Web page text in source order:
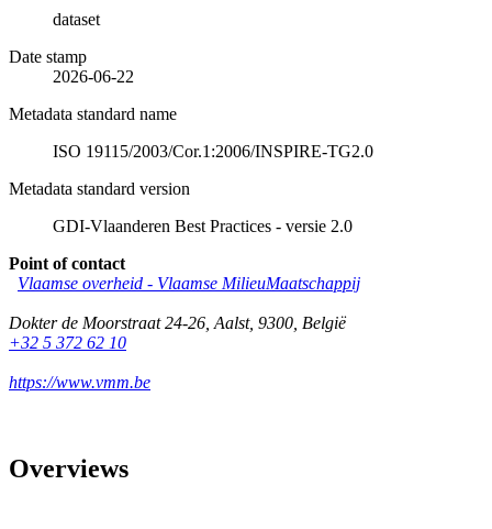
dataset
Date stamp
2026-06-22
Metadata standard name
ISO 19115/2003/Cor.1:2006/INSPIRE-TG2.0
Metadata standard version
GDI-Vlaanderen Best Practices - versie 2.0
Point of contact
Vlaamse overheid - Vlaamse MilieuMaatschappij
Dokter de Moorstraat 24-26 Aalst, 9300 België
+32 5 372 62 10
https://www.vmm.be
Overviews